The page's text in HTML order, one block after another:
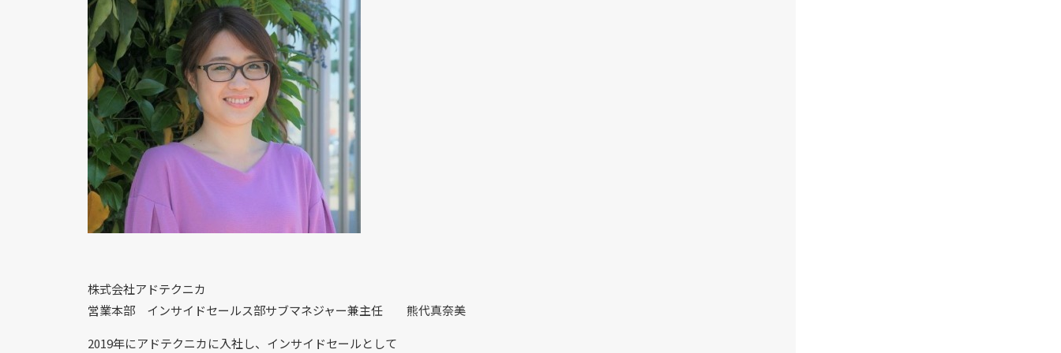
株式会社アドテクニカ
営業本部 インサイドセールス部サブマネジャー兼主任 熊代真奈美
2019年にアドテクニカに入社し、インサイドセールとして